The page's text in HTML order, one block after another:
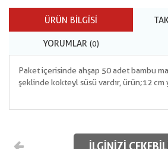
ÜRÜN BILGISI
YORUMLAR (0)
Paket içerisinde ahşap 50 adet bambu
şeklinde kokteyl süsü vardır, ürün;12
İLGINIZI